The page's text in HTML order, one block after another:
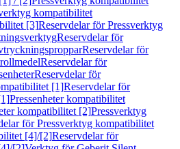
kompatibilitet
[3]Reservdelar för Pressverktyg
Reservdelar för
Reservdelar för
Reservdelar för
Reservdelar för
[1]Reservdelar för
Pressenheter kompatibilitet
kompatibilitet [2]Pressverktyg
för Pressverktyg kompatibilitet
[4]/[2]Reservdelar för